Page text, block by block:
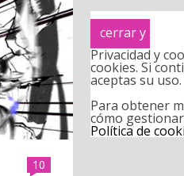
10
Privacidad y
cookies. Si
aceptas su uso.
Para obtener
cómo
Política de